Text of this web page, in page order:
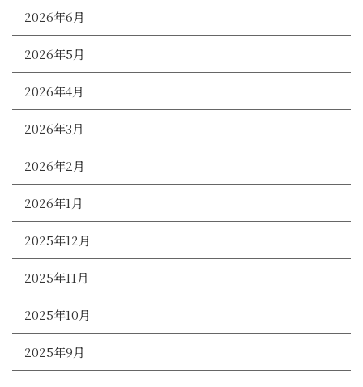
2026年6月
2026年5月
2026年4月
2026年3月
2026年2月
2026年1月
2025年12月
2025年11月
2025年10月
2025年9月